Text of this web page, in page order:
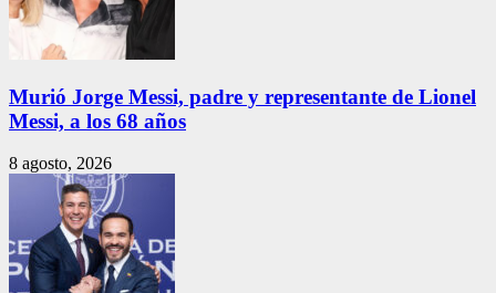
Murió Jorge Messi, padre y representante de Lionel
Messi, a los 68 años
8 agosto, 2026